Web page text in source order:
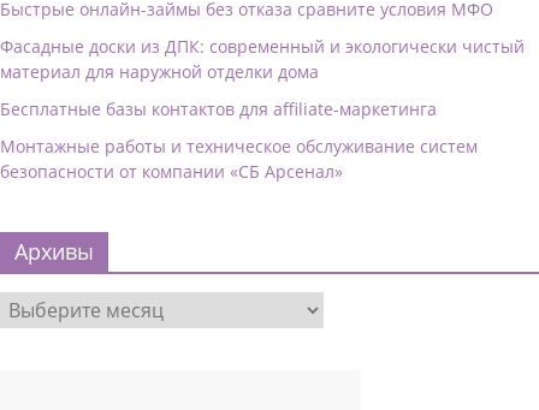
Быстрые онлайн-займы без отказа сравните условия МФО
Фасадные доски из ДПК: современный и экологически чистый
материал для наружной отделки дома
Бесплатные базы контактов для affiliate-маркетинга
Монтажные работы и техническое обслуживание систем
безопасности от компании «СБ Арсенал»
Архивы